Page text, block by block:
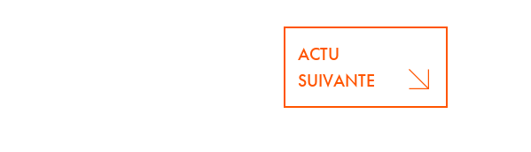
ACTU
SUIVANTE